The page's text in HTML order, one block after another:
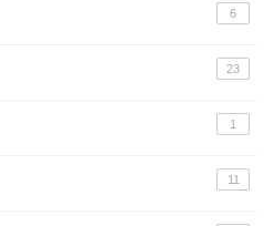
6
23
1
11